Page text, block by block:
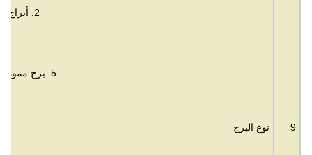
9 نوع البرج
2. أبراج أنبوبية قائمة بذاتها بثلاثة أو أربعة أرجل
5. برج مموه: شجرة نخيل، شجرة صنوبر، جوز الهند